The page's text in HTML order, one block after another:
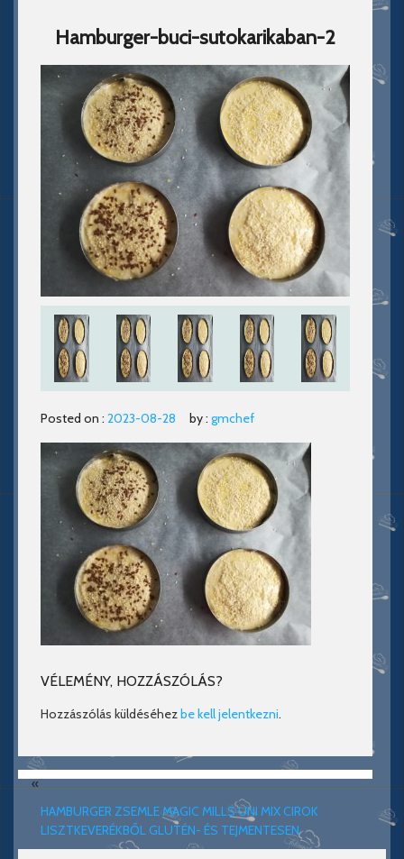
Hamburger-buci-sutokarikaban-2
Posted on : 2023-08-28 by : gmchef
VÉLEMÉNY, HOZZÁSZÓLÁS?
Hozzászólás küldéséhezbe kell jelentkezni.
«
HAMBURGER ZSEMLE MAGIC MILLS UNI MIX CIROK
LISZTKEVERÉKBŐL GLUTÉN- ÉS TEJMENTESEN